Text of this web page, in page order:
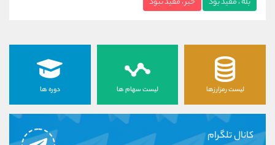
لیست رمزارزها لیست سهام ها دوره ها
کانال تلگرام